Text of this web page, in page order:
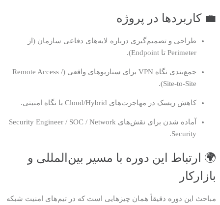
💼 کاربردها در پروژه
طراحی و تصمیم‌گیری درباره لایه‌های دفاعی سازمان (از
Perimeter تا Endpoint).
جمع‌بندی نگاه VPN برای سناریوهای واقعی (Remote Access /
Site-to-Site).
کاهش ریسک در مهاجرت‌های Cloud/Hybrid با نگاه امنیتی.
آماده شدن برای نقش‌های Security Engineer / SOC / Network
Security.
🌍 ارتباط این دوره با مسیر بین‌المللی و
بازارکار
مباحث این دوره دقیقاً همان چیزهایی است که در تیم‌های امنیت شبکه